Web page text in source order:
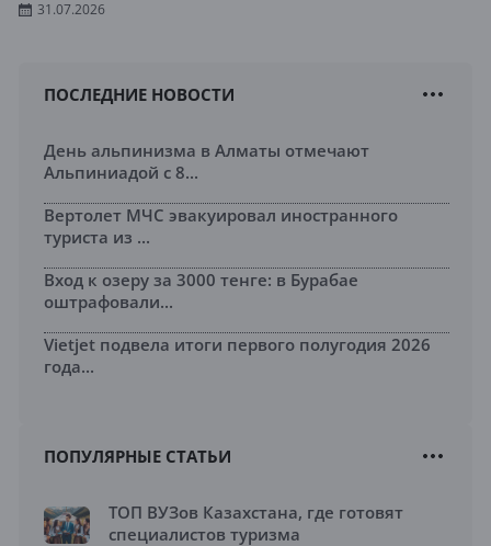
31.07.2026
ПОСЛЕДНИЕ НОВОСТИ
День альпинизма в Алматы отмечают
Альпиниадой с 8...
Вертолет МЧС эвакуировал иностранного
туриста из ...
Вход к озеру за 3000 тенге: в Бурабае
оштрафовали...
Vietjet подвела итоги первого полугодия 2026
года...
ПОПУЛЯРНЫЕ СТАТЬИ
ТОП ВУЗов Казахстана, где готовят
специалистов туризма